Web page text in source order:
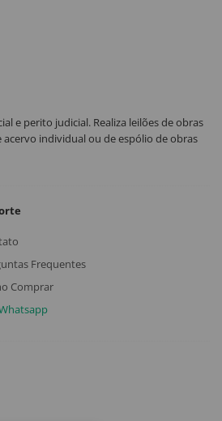
e perito judicial. Realiza leilões de obras
acervo individual ou de espólio de obras
Frequentes
Comprar